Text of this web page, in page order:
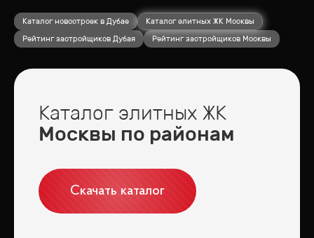
Каталог новостроек в Дубае
Каталог элитных ЖК Москвы
Рейтинг застройщиков Дубая
Рейтинг застройщиков Москвы
Каталог элитных ЖК
Москвы по районам
Скачать каталог